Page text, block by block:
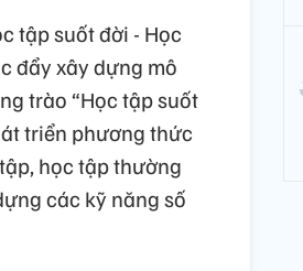
tập suốt đời - Học
đẩy xây dựng mô
trào “Học tập suốt
triển phương thức
học tập thường
các kỹ năng số